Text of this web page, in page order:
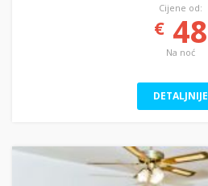
Cijene od:
€48
Na noć
DETALJNIJE